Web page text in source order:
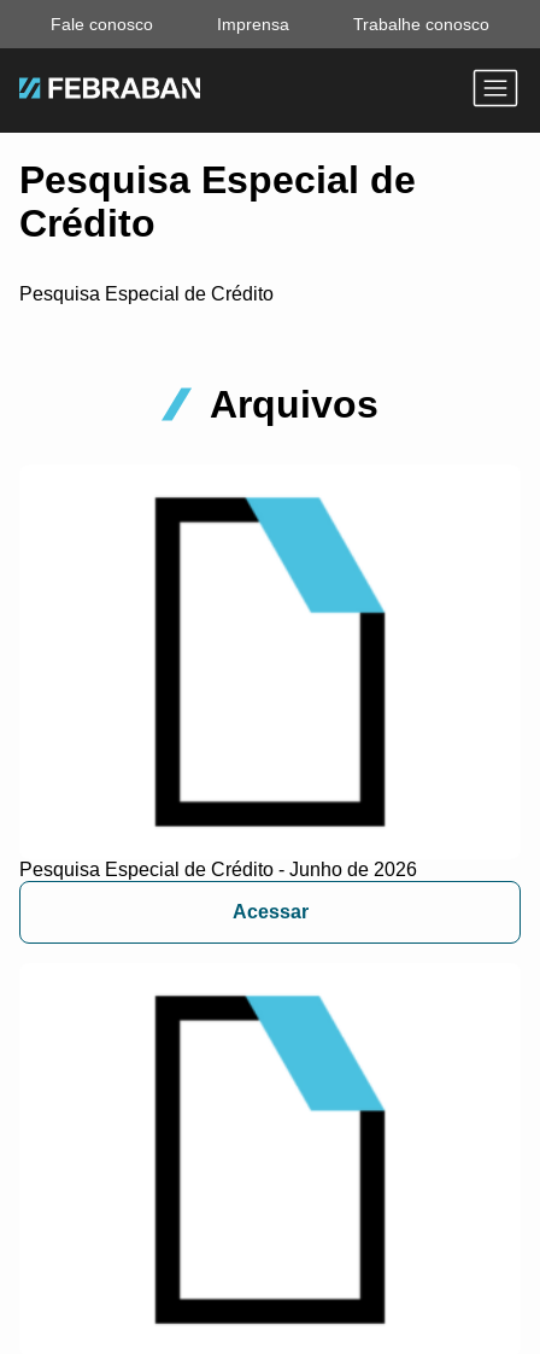
Fale conosco Imprensa Trabalhe conosco
Pesquisa Especial de
Crédito
Pesquisa Especial de Crédito
Arquivos
Pesquisa Especial de Crédito - Junho de 2026
Acessar